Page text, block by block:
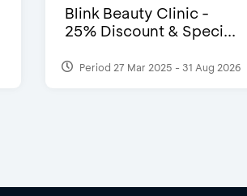
Blink Beauty Clinic -
25% Discount & Speci...
Period 27 Mar 2025 - 31 Aug 2026